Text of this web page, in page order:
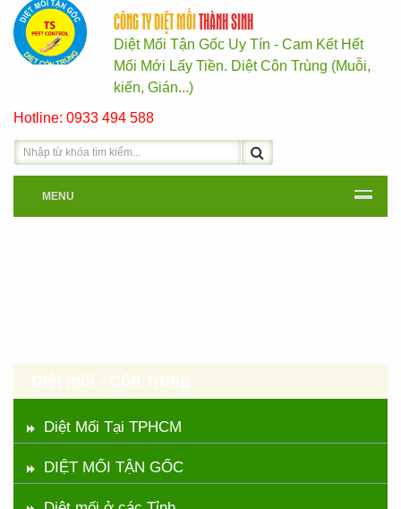
CÔNG TY DIỆT MỐITHÀNH SINH
Diệt Mối Tận Gốc Uy Tín - Cam Kết Hết
Mối Mới Lấy Tiền. Diệt Côn Trùng (Muỗi,
kiến, Gián...)
Hotline: 0933 494 588
MENU
Diệt Mối Tại TPHCM
DIỆT MỐI TẬN GỐC